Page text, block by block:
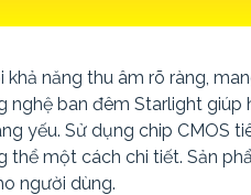
năng thu âm rõ ràng,
nghệ ban đêm Starlight giúp
yếu. Sử dụng chip CMOS
thể một cách chi tiết. Sản
người dùng.